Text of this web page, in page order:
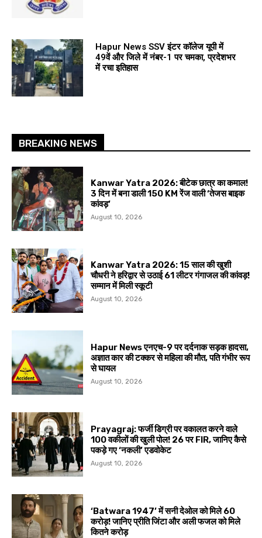
Hapur News SSV इंटर कॉलेज यूपी में
49वें और जिले में नंबर-1 पर चमका, प्रदेशभर
में रचा इतिहास
BREAKING NEWS
Kanwar Yatra 2026: बीटेक छात्र का कमाल!
3 दिन में बना डाली 150 KM रेंज वाली ‘तेजस बाइक
कांवड़’
August 10, 2026
Kanwar Yatra 2026: 15 साल की खुशी
चौधरी ने हरिद्वार से उठाई 61 लीटर गंगाजल की कांवड़!
सम्मान में मिली स्कूटी
August 10, 2026
Hapur News एनएच-9 पर दर्दनाक सड़क हादसा,
अज्ञात कार की टक्कर से महिला की मौत, पति गंभीर रूप
से घायल
August 10, 2026
Prayagraj: फर्जी डिग्री पर वकालत करने वाले
100 वकीलों की खुली पोल! 26 पर FIR, जानिए कैसे
पकड़े गए ‘नकली’ एडवोकेट
August 10, 2026
‘Batwara 1947’ में सनी देओल को मिले ₹60
करोड़! जानिए प्रीति जिंटा और अली फजल को मिले
कितने करोड़